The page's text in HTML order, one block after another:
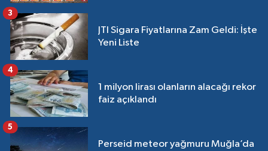
JTI Sigara Fiyatlarına Zam Geldi: İşte
Yeni Liste
3
1 milyon lirası olanların alacağı rekor
faiz açıklandı
4
Perseid meteor yağmuru Muğla’da
5